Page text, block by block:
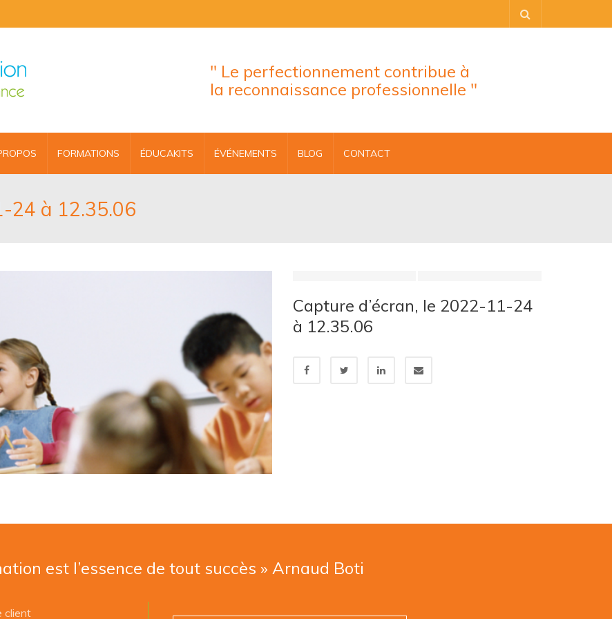
" Le perfectionnement contribue à
la reconnaissance professionnelle "
FORMATIONS ÉDUCAKITS ÉVÉNEMENTS BLOG CONTACT
24 à 12.35.06
Capture d’écran, le 2022-11-24
à 12.35.06
est l’essence de tout succès » Arnaud Boti
client